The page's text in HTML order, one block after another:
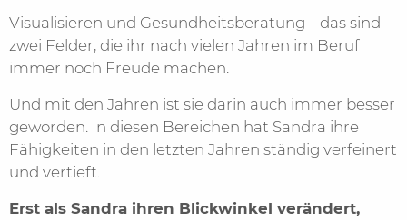
Visualisieren und Gesundheitsberatung – das sind
zwei Felder, die ihr nach vielen Jahren im Beruf
immer noch Freude machen.
Und mit den Jahren ist sie darin auch immer besser
geworden. In diesen Bereichen hat Sandra ihre
Fähigkeiten in den letzten Jahren ständig verfeinert
und vertieft.
Erst als Sandra ihren Blickwinkel verändert,